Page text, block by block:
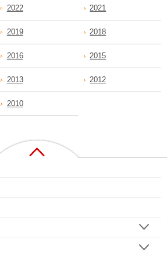
2022 2021
2019 2018
2016 2015
2013 2012
2010